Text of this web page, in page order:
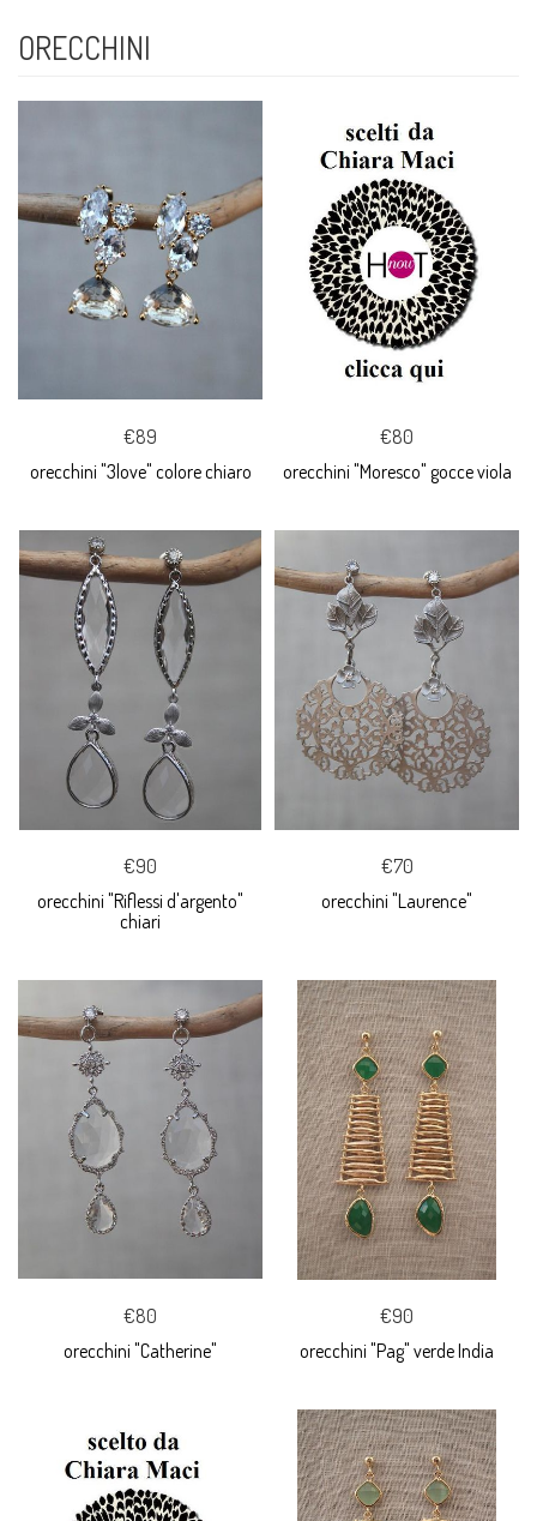
ORECCHINI
€89
orecchini "3love" colore chiaro
€80
orecchini "Moresco" gocce viola
€90
orecchini "Riflessi d'argento"
chiari
€70
orecchini "Laurence"
€80
orecchini "Catherine"
€90
orecchini "Pag" verde India